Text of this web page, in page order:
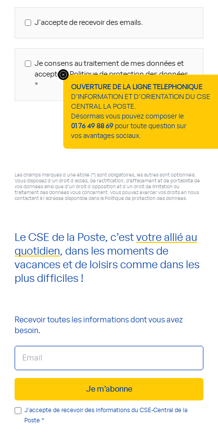
J'accepte de recevoir des emails.
Je consens au traitement de mes données et
accepte la Politique de protection des données
Envoyer
Les champs marqués d'une étoile (*) sont obligatoires, les autres sont optionnels.
Vous disposez d'un droit d'accès, de rectification, d’effacement et de portabilité de
vos données ainsi que d’un droit d'opposition et d'un droit de limitation du
traitement des données vous concernant. Vous pouvez exercer vos droits en nous
contactant à l'adresse disponible dans la Politique de protection des données.
OUVERTURE DE LA LIGNE TELEPHONIQUE
D’INFORMATION ET D’ORIENTATION DU CSE
CENTRAL LA POSTE.
Désormais vous pouvez composer le
01 76 49 88 69 pour toute question sur
vos avantages sociaux.
Le CSE de la Poste, c’est votre allié au
quotidien, dans les moments de
vacances et de loisirs comme dans les
plus difficiles !
Recevoir toutes les informationsdont vous avez
besoin.
Je m’abonne
J'accepte de recevoir des informations du CSE-Central de la
Poste